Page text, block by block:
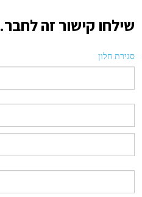
שילחו קישור זה לחבר.
סגירת חלון